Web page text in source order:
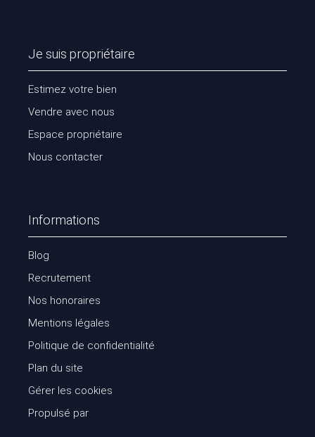
Je suis propriétaire
Estimez votre bien
Vendre avec nous
Espace propriétaire
Nous contacter
Informations
Blog
Recrutement
Nos honoraires
Mentions légales
Politique de confidentialité
Plan du site
Gérer les cookies
Propulsé par